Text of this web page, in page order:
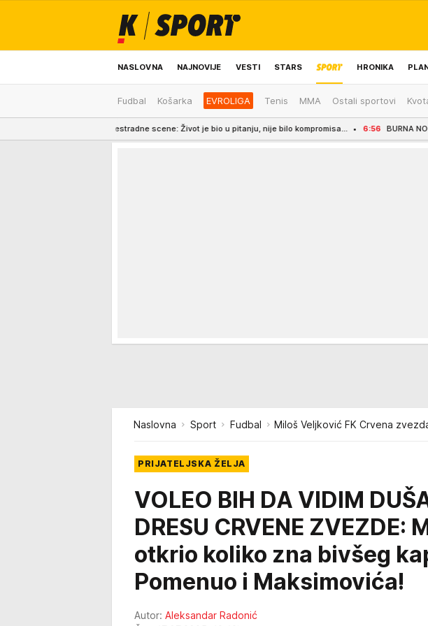
NASLOVNA NAJNOVIJE VESTI STARS HRONIKA
ODRŽIVA BUDUĆNOST REGION NEWS IZBOR UREDNIKA
Fudbal Košarka EVROLIGA Tenis MMA Ostali sportovi
sa estradne scene: Život je bio u pitanju, nije bilo kompromisa... 6:56 BURNA NOĆ U BEOGRADU!
Naslovna Sport Fudbal Miloš Veljković FK Crvena
PRIJATELJSKA ŽELJA
VOLEO BIH DA VIDIM
DRESU CRVENE ZVEZDE:
otkrio koliko zna bivšeg
Pomenuo i Maksimovića!
Autor: Aleksandar Radonić